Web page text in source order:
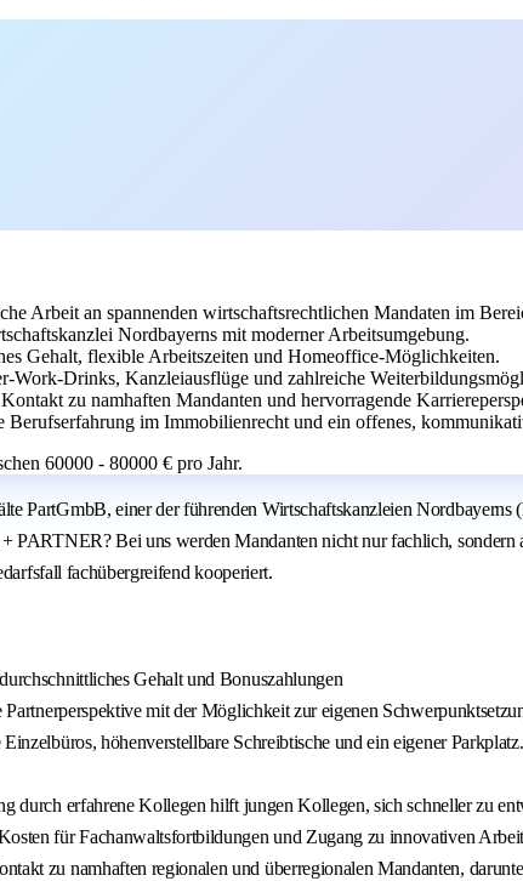
Arbeit an spannenden wirtschaftsrechtlichen Mandaten im
Nordbayerns mit moderner Arbeitsumgebung.
Gehalt, flexible Arbeitszeiten und Homeoffice-Möglichkeiten.
Work-Drinks, Kanzleiausflüge und zahlreiche
zu namhaften Mandanten und hervorragende
Berufserfahrung im Immobilienrecht und ein offenes,
60000 - 80000 € pro Jahr.
PartGmbB, einer der führenden Wirtschaftskanzleien
PARTNER? Bei uns werden Mandanten nicht nur fachlich,
fachübergreifend kooperiert.
Gehalt und Bonuszahlungen
Partnerperspektive mit der Möglichkeit zur eigenen
höhenverstellbare Schreibtische und ein eigener
durch erfahrene Kollegen hilft jungen Kollegen, sich schneller zu
für Fachanwaltsfortbildungen und Zugang zu innovativen
zu namhaften regionalen und überregionalen Mandanten,